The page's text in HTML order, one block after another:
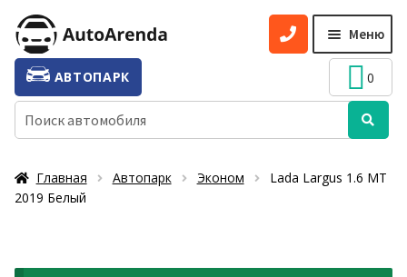
Перейти
к
навигации
Перейти
к
содержимому
Меню
УСЛУГИ
меню
ТАРИФЫ
УСЛОВИЯ АРЕНДЫ
АВТОПАРК
Искать:
0
Главная Автопарк Эконом
Lada Largus 1.6 МТ
2019 Белый